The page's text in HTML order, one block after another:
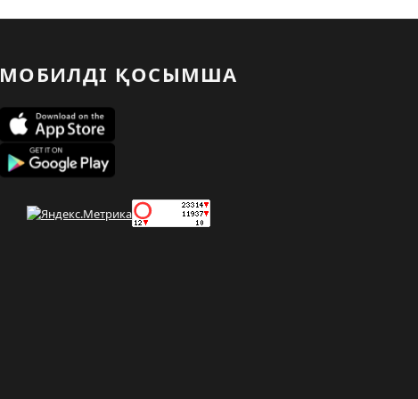
МОБИЛДІ ҚОСЫМША